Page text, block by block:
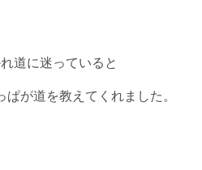
道に迷っていると
ぱが道を教えてくれました。